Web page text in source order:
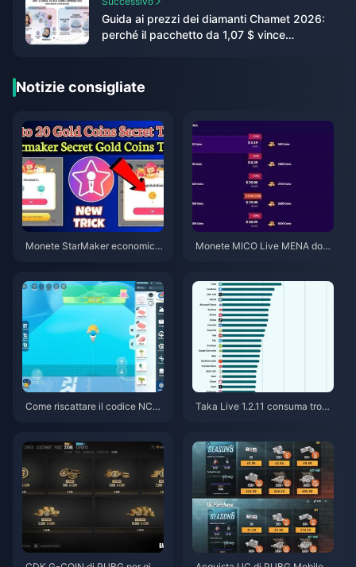
Guida ai prezzi dei diamanti Chamet 2026:
perché il pacchetto da 1,07 $ vince
Notizie consigliate
Monete StarMaker economich
Monete MICO Live MENA dopo
Come riscattare il codice NCR
Taka Live 1.2.11 consuma tropp
ioni